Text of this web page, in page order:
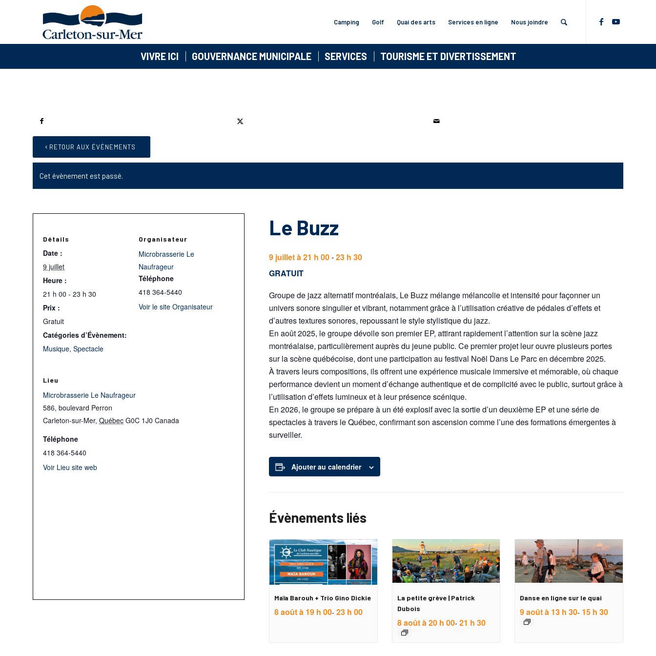
Camping Golf Quai des arts Services en ligne Nous joindre
VIVRE ICI GOUVERNANCE MUNICIPALE SERVICES TOURISME ET DIVERTISSEMENT
RETOUR AUX ÉVÉNEMENTS
Cet évènement est passé.
Le Buzz
9 juillet à 21 h 00-23 h 30
GRATUIT
Groupe de jazz alternatif montréalais, Le Buzz mélange mélancolie et intensité pour façonner un
univers sonore singulier et vibrant, notamment grâce à l’utilisation créative de pédales d’effets et
d’autres textures sonores, repoussant le style stylistique du jazz.
En août 2025, le groupe dévoile son premier EP, attirant rapidement l’attention sur la scène jazz
montréalaise, particulièrement auprès du jeune public. Ce premier projet leur ouvre plusieurs portes
sur la scène québécoise, dont une participation au festival Noël Dans Le Parc en décembre 2025.
À travers leurs compositions, ils offrent une expérience musicale immersive et mémorable, où chaque
performance devient un moment d’échange authentique et de complicité avec le public, surtout grâce à
l’utilisation d’effets lumineux et à leur présence scénique.
En 2026, le groupe se prépare à un été explosif avec la sortie d’un deuxième EP et une série de
spectacles à travers le Québec, confirmant son ascension comme l’une des formations émergentes à
surveiller.
Ajouter au calendrier
Évènements liés
Maïa Barouh + Trio Gino Dickie
8 août à 19 h 00- 23 h 00
La petite grève | Patrick
Dubois
8 août à 20 h 00- 21 h 30
Danse en ligne sur le quai
9 août à 13 h 30- 15 h 30
Détails
Date :
9 juillet
Heure :
21 h 00 - 23 h 30
Prix :
Gratuit
Catégories d’Évènement:
Musique, Spectacle
Organisateur
Microbrasserie Le
Naufrageur
Téléphone
418 364-5440
Voir le site Organisateur
Lieu
Microbrasserie Le Naufrageur
586, boulevard Perron
Carleton-sur-Mer, Québec G0C 1J0 Canada
Téléphone
418 364-5440
Voir Lieu site web